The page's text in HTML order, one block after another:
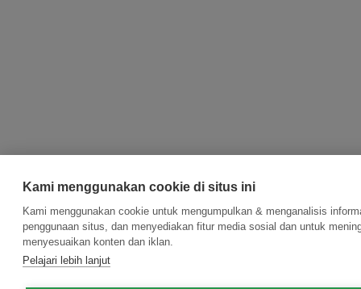
Kami menggunakan cookie di situs ini
Kami menggunakan cookie untuk mengumpulkan & menganalisis
penggunaan situs, dan menyediakan fitur media sosial dan untuk
menyesuaikan konten dan iklan.
Pelajari lebih lanjut